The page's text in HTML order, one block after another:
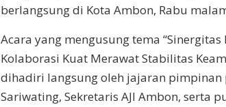
berlangsung di Kota Ambon, Rabu
​Acara yang mengusung tema
Kolaborasi Kuat Merawat Stabilitas
dihadiri langsung oleh jajaran pimpinan
Sariwating, Sekretaris AJI Ambon, serta